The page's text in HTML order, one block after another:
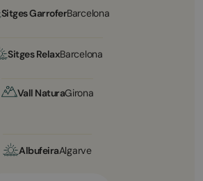
Sitges GarroferBarcelona
Sitges RelaxBarcelona
Vall NaturaGirona
AlbufeiraAlgarve